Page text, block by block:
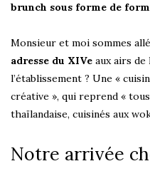
brunch sous forme de
Monsieur et moi sommes
adresse du XIVe aux airs de
l’établissement ? Une «
créative », qui reprend «
thaïlandaise, cuisinés aux
Notre arrivée